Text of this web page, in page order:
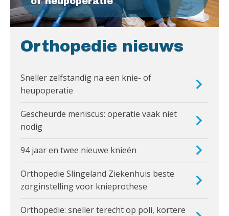
Orthopedie nieuws
Sneller zelfstandig na een knie- of
heupoperatie
Gescheurde meniscus: operatie vaak niet
nodig
94 jaar en twee nieuwe knieën
Orthopedie Slingeland Ziekenhuis beste
zorginstelling voor knieprothese
Orthopedie: sneller terecht op poli, kortere